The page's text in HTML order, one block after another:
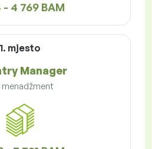
- 4 769 BAM
1. mjesto
Manager
menadžment